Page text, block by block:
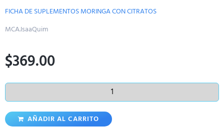
FICHA DE SUPLEMENTOS MORINGA CON CITRATOS
MCA.IsaaQuim
$369.00
AÑADIR AL CARRITO